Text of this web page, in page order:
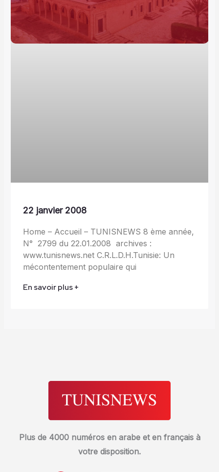
22 janvier 2008
Home – Accueil – TUNISNEWS 8 ème année,
N° 2799 du 22.01.2008 archives :
www.tunisnews.net C.R.L.D.H.Tunisie: Un
mécontentement populaire qui
En savoir plus +
Plus de 4000 numéros en arabe et en français à
votre disposition.